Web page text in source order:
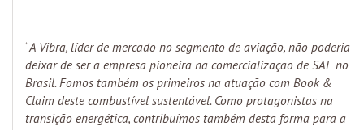
“A Vibra, líder de mercado no segmento de aviação, não poderia
deixar de ser a empresa pioneira na comercialização de SAF no
Brasil. Fomos também os primeiros na atuação com Book &
Claim deste combustível sustentável. Como protagonistas na
transição energética, contribuímos também desta forma para a